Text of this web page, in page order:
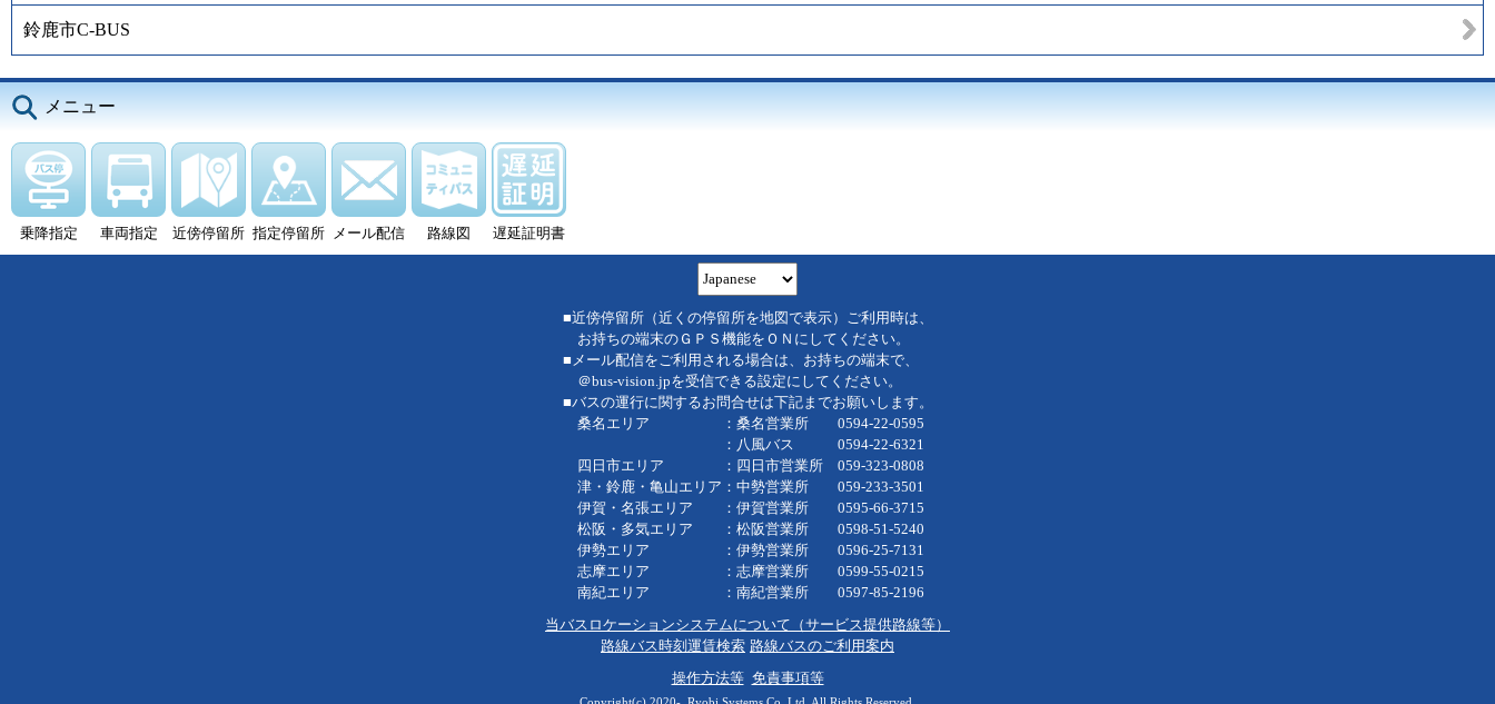
鈴鹿市C-BUS
メニュー
乗降指定 車両指定 近傍停留所 指定停留所 メール配信 路線図 遅延証明書
■近傍停留所（近くの停留所を地図で表示）ご利用時は、
お持ちの端末のＧＰＳ機能をＯＮにしてください。
■メール配信をご利用される場合は、お持ちの端末で、
＠bus-vision.jpを受信できる設定にしてください。
■バスの運行に関するお問合せは下記までお願いします。
桑名エリア ：桑名営業所 0594-22-0595
：八風バス 0594-22-6321
四日市エリア ：四日市営業所 059-323-0808
津・鈴鹿・亀山エリア：中勢営業所 059-233-3501
伊賀・名張エリア ：伊賀営業所 0595-66-3715
松阪・多気エリア ：松阪営業所 0598-51-5240
伊勢エリア ：伊勢営業所 0596-25-7131
志摩エリア ：志摩営業所 0599-55-0215
南紀エリア ：南紀営業所 0597-85-2196
当バスロケーションシステムについて（サービス提供路線等）
路線バス時刻運賃検索 路線バスのご利用案内
操作方法等 免責事項等